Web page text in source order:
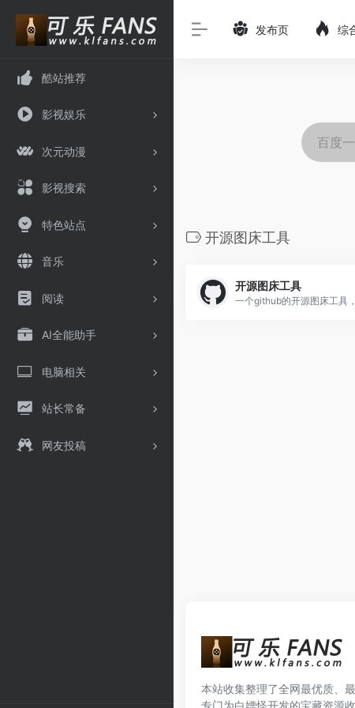
酷站推荐
影视娱乐
次元动漫
影视搜索
特色站点
音乐
阅读
AI全能助手
电脑相关
站长常备
网友投稿
发布页 综
开源图床工具
开源图床工具
本站收集整理了全网最优质、
专门为白嫖怪开发的宝藏资源